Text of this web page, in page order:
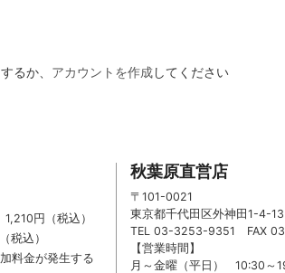
するか、 アカウントを作成してください
1,210円（税込）
税込）
料金が発生する
秋葉原直営店
〒101-0021
東京都千代田区外神田1-4-13
TEL 03-3253-9351 FAX
【営業時間】
月～金曜（平日） 10:30～